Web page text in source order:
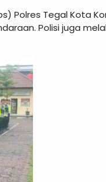
Polres Tegal Kota
Polisi juga